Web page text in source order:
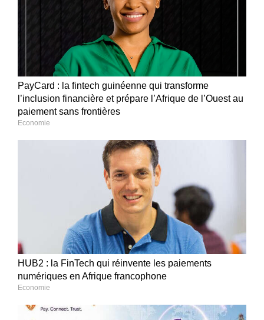
PayCard : la fintech guinéenne qui transforme
l’inclusion financière et prépare l’Afrique de l’Ouest au
paiement sans frontières
Economie
HUB2 : la FinTech qui réinvente les paiements
numériques en Afrique francophone
Economie